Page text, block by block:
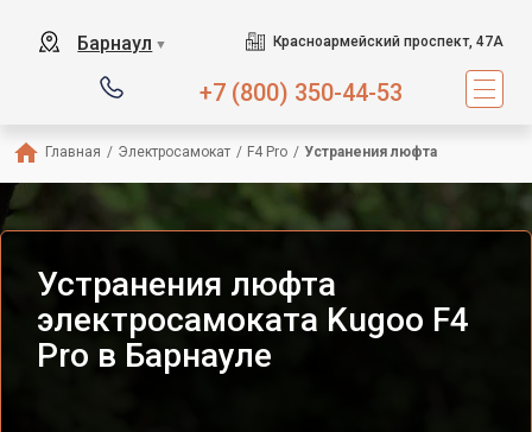
Барнаул ▼ Красноармейский проспект, 47А
+7 (800) 350-44-53
Главная / Электросамокат / F4 Pro / Устранения люфта
Устранения люфта
электросамоката Kugoo F4
Pro в Барнауле